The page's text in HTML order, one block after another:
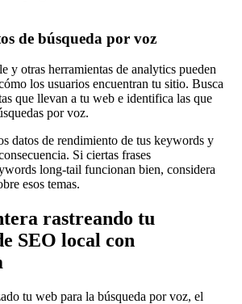
de búsqueda por voz
y otras herramientas de analytics pueden
los usuarios encuentran tu sitio. Busca
que llevan a tu web e identifica las que
por voz.
datos de rendimiento de tus keywords y
Si ciertas frases
long-tail funcionan bien, considera
esos temas.
rastreando tu
SEO local con
tu web para la búsqueda por voz, el